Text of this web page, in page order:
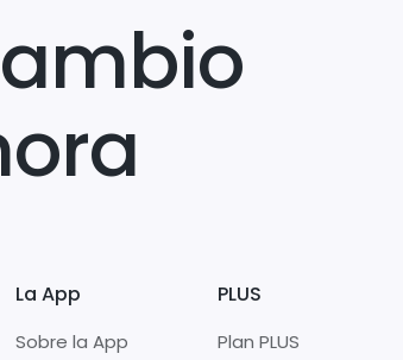
La App
Sobre la App
PLUS
Plan PLUS